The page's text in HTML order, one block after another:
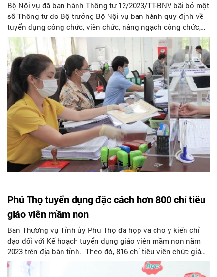
Bộ Nội vụ đã ban hành Thông tư 12/2023/TT-BNV bãi bỏ một
số Thông tư do Bộ trưởng Bộ Nội vụ ban hành quy định về
tuyển dụng công chức, viên chức, nâng ngạch công chức,
thăng hạng viên chức và thực hiện chế độ hợp đồng một số
loại công việc trong cơ quan hành chính nhà nước, đơn vị
sự nghiệp công lập. Thông tư 12/2023/TT-BNV có hiệu lực từ
ngày 1/10/2023.
Phú Thọ tuyển dụng đặc cách hơn 800 chỉ tiêu
giáo viên mầm non
Ban Thường vụ Tỉnh ủy Phú Thọ đã họp và cho ý kiến chỉ
đạo đối với Kế hoạch tuyển dụng giáo viên mầm non năm
2023 trên địa bàn tỉnh. Theo đó, 816 chỉ tiêu viên chức giáo
viên mầm non năm 2023 tại tỉnh Phú Thọ sẽ được tuyển đặc